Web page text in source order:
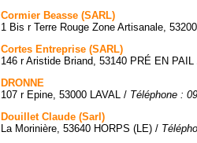
Cormier Beasse (SARL)
1 Bis r Terre Rouge Zone Artisanale,
Cortes Entreprise (SARL)
146 r Aristide Briand, 53140 PRÉ EN PAIL
DRONNE
107 r Epine, 53000 LAVAL / Téléphone :
Douillet Claude (Sarl)
La Morinière, 53640 HORPS (LE) /